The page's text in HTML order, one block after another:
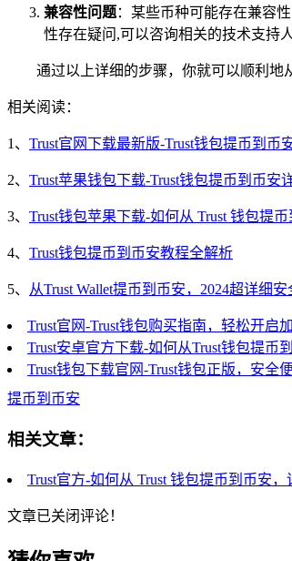
兼容性问题：某些币种可能存在兼容
性存在疑问,可以咨询相关的技术支持
通过以上详细的步骤，你就可以顺利地
相关阅读：
1、 Trust官网下载最新版-Trust钱包提币到币
2、 Trust苹果钱包下载-Trust钱包提币到币安
3、 Trust钱包苹果下载-如何从 Trust 钱包提
4、 Trust钱包提币到币安教程全解析
5、 从Trust Wallet提币到币安，2024超详细安
Trust官网-Trust钱包购买指南，轻松开启
Trust安卓官方下载-如何从Trust钱包提币
Trust钱包下载官网-Trust钱包正版，安全
提币到币安
相关文章：
Trust官方-如何从 Trust 钱包提币到币安
文章已关闭评论！